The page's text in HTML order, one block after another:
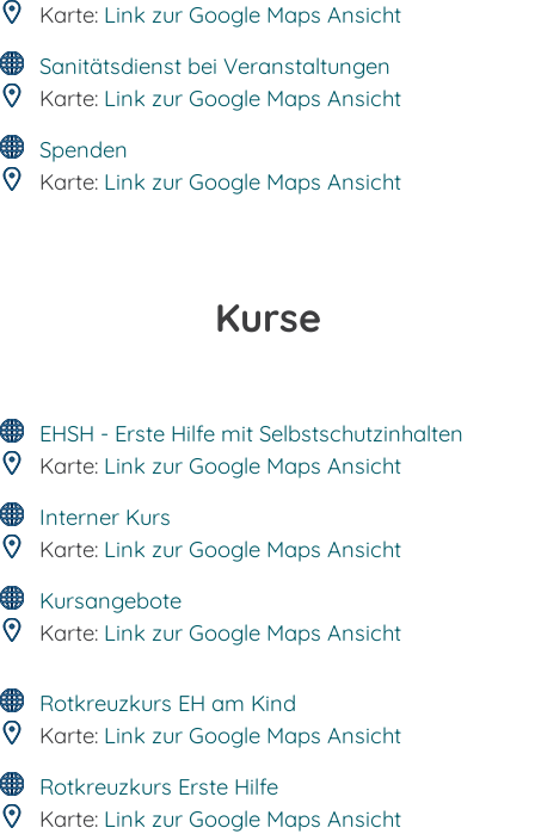
Karte: Link zur Google Maps Ansicht
Sanitätsdienst bei Veranstaltungen
Karte: Link zur Google Maps Ansicht
Spenden
Karte: Link zur Google Maps Ansicht
Kurse
EHSH - Erste Hilfe mit Selbstschutzinhalten
Karte: Link zur Google Maps Ansicht
Interner Kurs
Karte: Link zur Google Maps Ansicht
Kursangebote
Karte: Link zur Google Maps Ansicht
Rotkreuzkurs EH am Kind
Karte: Link zur Google Maps Ansicht
Rotkreuzkurs Erste Hilfe
Karte: Link zur Google Maps Ansicht